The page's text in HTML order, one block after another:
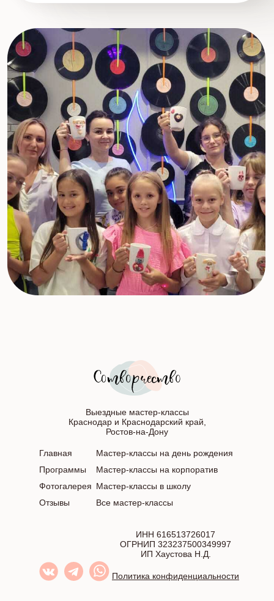
Выездные мастер-классы
Краснодар и Краснодарский край,
Ростов-на-Дону
ИНН 616513726017
ОГРНИП 323237500349997
ИП Хаустова Н.Д.
Политика конфиденциальности
Главная
Программы
Фотогалерея
Отзывы
Мастер-классы на день рождения
Мастер-классы на корпоратив
Мастер-классы в школу
Все мастер-классы